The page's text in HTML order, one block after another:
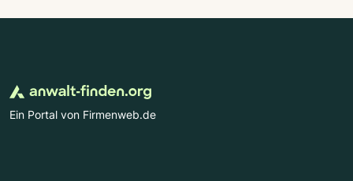
Ein Portal von Firmenweb.de